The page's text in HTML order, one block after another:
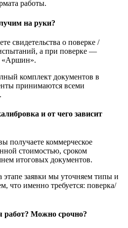
работы.
на руки?
свидетельства о поверке /
а при поверке —
«Аршин».
комплект документов в
принимаются всеми
и от чего зависит
получаете коммерческое
стоимостью, сроком
итоговых документов.
заявки мы уточняем типы и
что именно требуется: поверка/
работ? Можно срочно?